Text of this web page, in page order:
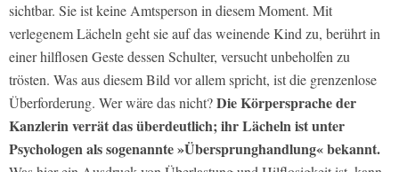
sichtbar. Sie ist keine Amtsperson in diesem Moment. Mit
verlegenem Lächeln geht sie auf das weinende Kind zu, berührt in
einer hilflosen Geste dessen Schulter, versucht unbeholfen zu
trösten. Was aus diesem Bild vor allem spricht, ist die grenzenlose
Überforderung. Wer wäre das nicht?Die Körpersprache der
Kanzlerin verrät das überdeutlich; ihr Lächeln ist unter
Psychologen als sogenannte »Übersprunghandlung« bekannt.